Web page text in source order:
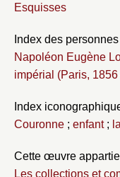
Esquisses
Index des
Napoléon Eugène
impérial (Paris,
Index
Couronne ; enfant;
Cette œuvre
Les collections et